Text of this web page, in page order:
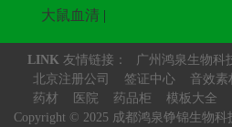
大鼠血清 |
LINK 友情链接：
广州鸿泉生物科
北京注册公司
签证中心 音效素
药材
医院 药品柜
模板大全
Copyright © 2025 成都鸿泉铮锦生物科